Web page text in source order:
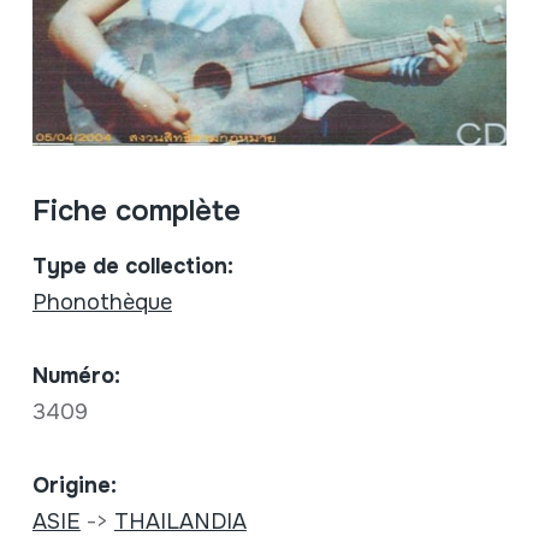
Fiche complète
Type de collection:
Phonothèque
Numéro:
3409
Origine:
ASIE -> THAILANDIA